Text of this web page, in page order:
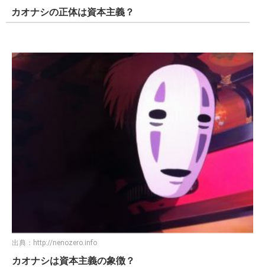
カオナシの正体は資本主義？
出典： http://nenozero.info
カオナシは資本主義の象徴？